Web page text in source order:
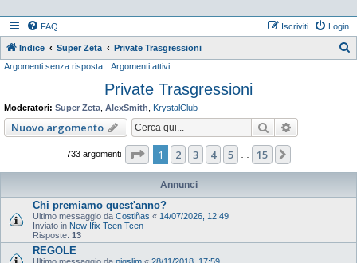
FAQ Login
Iscriviti
Indice Super Zeta Private Trasgressioni
Argomenti senza risposta Argomenti attivi
Private Trasgressioni
Moderatori: Super Zeta AlexSmith KrystalClub
Nuovo argomento Cerca
733 argomenti Pagina di 15
1 2 3 4 5 15
Annunci
Chi premiamo quest'anno?
Ultimo messaggio da Costiñas « 14/07/2026, 12:49
Inviato in New Ifix Tcen Tcen
Risposte: 13
REGOLE
Ultimo messaggio da pigslim « 28/11/2018, 17:59